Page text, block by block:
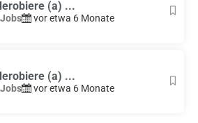
(a) ...
vor etwa 6 Monate
(a) ...
vor etwa 6 Monate